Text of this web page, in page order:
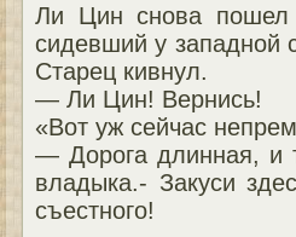
Ли Цин снова пошел
сидевший у западной
Старец кивнул.
— Ли Цин! Вернись!
«Вот уж сейчас
— Дорога длинная, и
владыка.- Закуси
съестного!